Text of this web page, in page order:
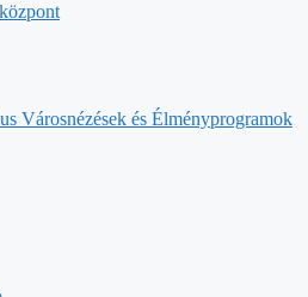
Városnézések és Élményprogramok